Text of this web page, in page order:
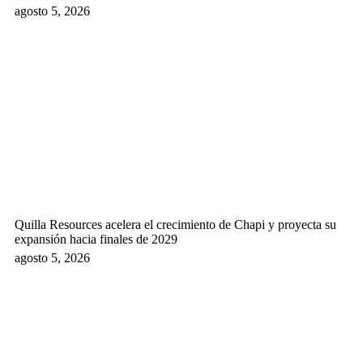
agosto 5, 2026
Quilla Resources acelera el crecimiento de Chapi y proyecta su
expansión hacia finales de 2029
agosto 5, 2026